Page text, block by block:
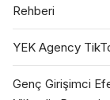
Rehberi
YEK Agency
Genç Girişimci